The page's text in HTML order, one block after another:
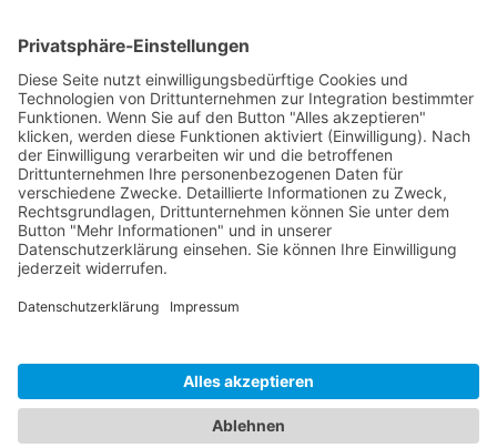
Alle Onlinetickets sind vom Umtausch, Stornierung,
(1) Kinder bis einschließlich 3 Jahre zahlen keinen Eintritt.
(2) Als zahlendes Kind gilt eine Person im Alter von 4 bis 17
Jahren.
Bitte wählen Sie einen Termin aus dem
untenstehenden Kalender aus.
Kalender